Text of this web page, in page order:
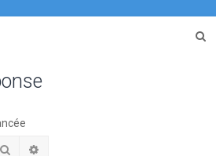
Rechercher